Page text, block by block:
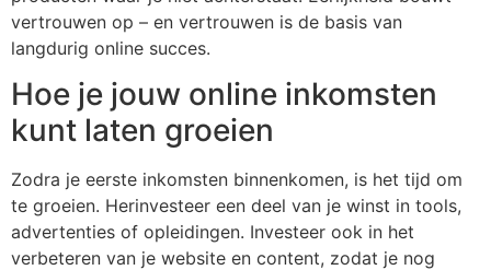
vertrouwen op – en vertrouwen is de basis van
langdurig online succes.
Hoe je jouw online inkomsten
kunt laten groeien
Zodra je eerste inkomsten binnenkomen, is het tijd om
te groeien. Herinvesteer een deel van je winst in tools,
advertenties of opleidingen. Investeer ook in het
verbeteren van je website en content, zodat je nog